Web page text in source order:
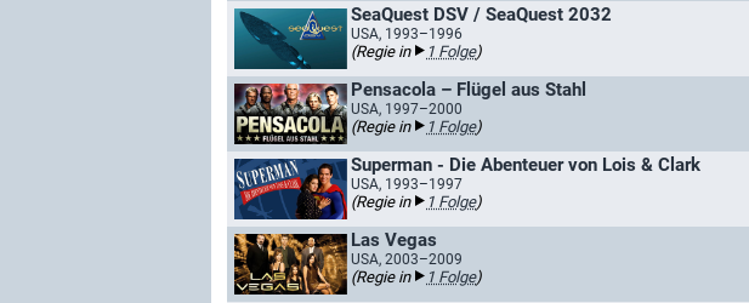
SeaQuest DSV / SeaQuest 2032
USA, 1993–1996
(Regie in 1 Folge)
Pensacola – Flügel aus Stahl
USA, 1997–2000
(Regie in 1 Folge)
Superman - Die Abenteuer von Lois & Clark
USA, 1993–1997
(Regie in 1 Folge)
Las Vegas
USA, 2003–2009
(Regie in 1 Folge)